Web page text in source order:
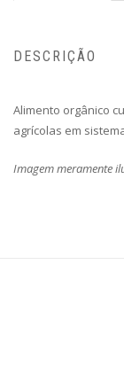
DESCRIÇÃO
Alimento orgânico
agrícolas em
Imagem meramente